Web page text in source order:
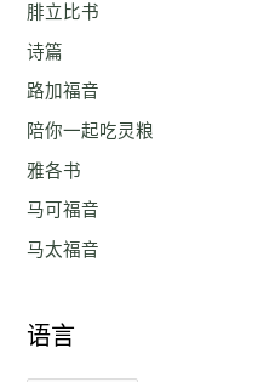
腓立比书
诗篇
路加福音
陪你一起吃灵粮
雅各书
马可福音
马太福音
语言